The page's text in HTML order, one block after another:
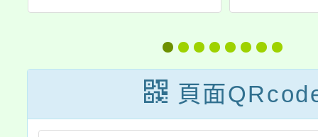
國際之聲大賽」
演
頁面